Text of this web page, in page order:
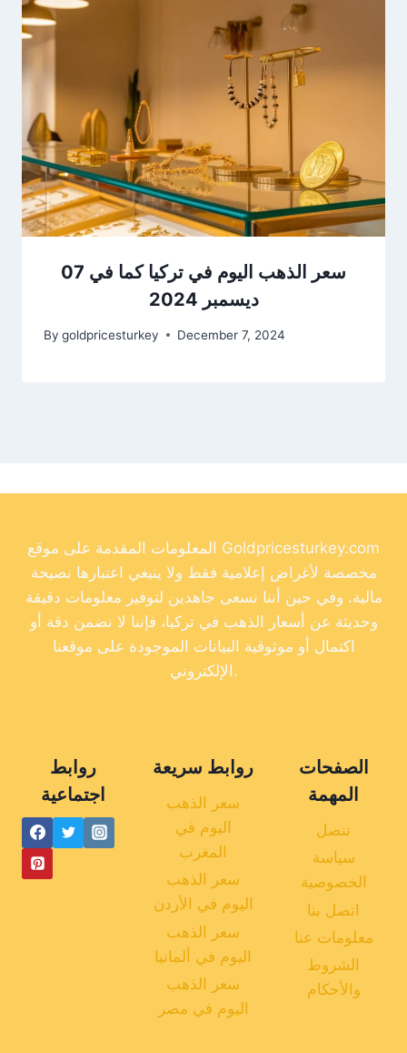
سعر الذهب اليوم في تركيا كما في 07
ديسمبر 2024
By goldpricesturkey December 7, 2024
المعلومات المقدمة على موقع Goldpricesturkey.com
مخصصة لأغراض إعلامية فقط ولا ينبغي اعتبارها نصيحة
مالية. وفي حين أننا نسعى جاهدين لتوفير معلومات دقيقة
وحديثة عن أسعار الذهب في تركيا، فإننا لا نضمن دقة أو
اكتمال أو موثوقية البيانات الموجودة على موقعنا
الإلكتروني.
روابط
اجتماعية
روابط سريعة
سعر الذهب
اليوم في
المغرب
سعر الذهب
اليوم في الأردن
سعر الذهب
اليوم في ألمانيا
سعر الذهب
اليوم في مصر
الصفحات
المهمة
تنصل
سياسة
الخصوصية
اتصل بنا
معلومات عنا
الشروط
والأحكام